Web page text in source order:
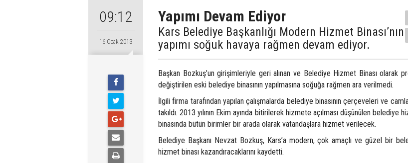
09:12
16 Ocak 2013
Yapımı Devam Ediyor
Kars Belediye Başkanlığı Modern Hizmet Binası’nın
yapımı soğuk havaya rağmen devam ediyor.
Başkan Bozkuş’un girişimleriyle geri alınan ve Belediye Hizmet Binası olarak
değiştirilen eski belediye binasının yapılmasına soğuğa rağmen ara verilmedi.
İlgili firma tarafından yapılan çalışmalarda belediye binasının çerçeveleri ve
takıldı. 2013 yılının Ekim ayında bitirilerek hizmete açılması düşünülen belediye
binasında bütün birimler bir arada olarak vatandaşlara hizmet verilecek.
Belediye Başkanı Nevzat Bozkuş, Kars’a modern, çok amaçlı ve güzel bir
hizmet binası kazandıracaklarını kaydetti.